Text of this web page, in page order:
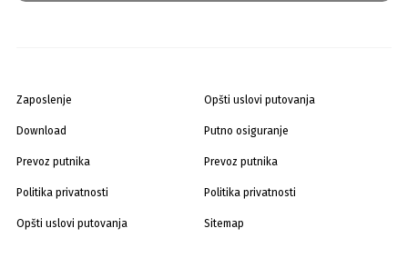
Zaposlenje
Download
Prevoz putnika
Politika privatnosti
Opšti uslovi putovanja
Opšti uslovi putovanja
Putno osiguranje
Prevoz putnika
Politika privatnosti
Sitemap